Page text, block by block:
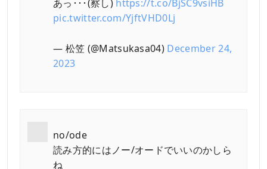
あっ･･･(察し) https://t.co/BjSC9vsiHB
pic.twitter.com/YjftVHD0Lj
— 松笠 (@Matsukasa04) December 24,
2023
no/ode
読み方的にはノー/オードでいいのかしら
ね